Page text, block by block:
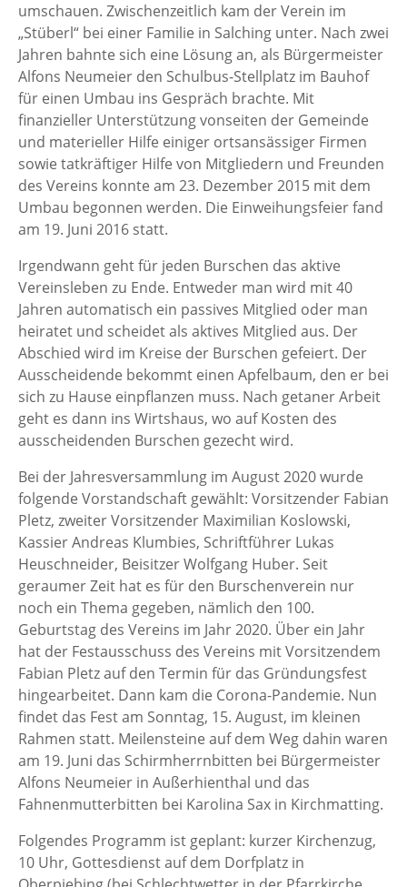
umschauen. Zwischenzeitlich kam der Verein im
„Stüberl“ bei einer Familie in Salching unter. Nach zwei
Jahren bahnte sich eine Lösung an, als Bürgermeister
Alfons Neumeier den Schulbus-Stellplatz im Bauhof
für einen Umbau ins Gespräch brachte. Mit
finanzieller Unterstützung vonseiten der Gemeinde
und materieller Hilfe einiger ortsansässiger Firmen
sowie tatkräftiger Hilfe von Mitgliedern und Freunden
des Vereins konnte am 23. Dezember 2015 mit dem
Umbau begonnen werden. Die Einweihungsfeier fand
am 19. Juni 2016 statt.
Irgendwann geht für jeden Burschen das aktive
Vereinsleben zu Ende. Entweder man wird mit 40
Jahren automatisch ein passives Mitglied oder man
heiratet und scheidet als aktives Mitglied aus. Der
Abschied wird im Kreise der Burschen gefeiert. Der
Ausscheidende bekommt einen Apfelbaum, den er bei
sich zu Hause einpflanzen muss. Nach getaner Arbeit
geht es dann ins Wirtshaus, wo auf Kosten des
ausscheidenden Burschen gezecht wird.
Bei der Jahresversammlung im August 2020 wurde
folgende Vorstandschaft gewählt: Vorsitzender Fabian
Pletz, zweiter Vorsitzender Maximilian Koslowski,
Kassier Andreas Klumbies, Schriftführer Lukas
Heuschneider, Beisitzer Wolfgang Huber. Seit
geraumer Zeit hat es für den Burschenverein nur
noch ein Thema gegeben, nämlich den 100.
Geburtstag des Vereins im Jahr 2020. Über ein Jahr
hat der Festausschuss des Vereins mit Vorsitzendem
Fabian Pletz auf den Termin für das Gründungsfest
hingearbeitet. Dann kam die Corona-Pandemie. Nun
findet das Fest am Sonntag, 15. August, im kleinen
Rahmen statt. Meilensteine auf dem Weg dahin waren
am 19. Juni das Schirmherrnbitten bei Bürgermeister
Alfons Neumeier in Außerhienthal und das
Fahnenmutterbitten bei Karolina Sax in Kirchmatting.
Folgendes Programm ist geplant: kurzer Kirchenzug,
10 Uhr, Gottesdienst auf dem Dorfplatz in